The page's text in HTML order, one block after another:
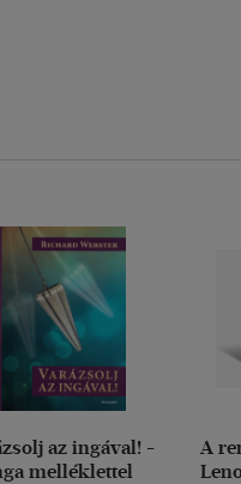
az ingával! -
melléklettel
A